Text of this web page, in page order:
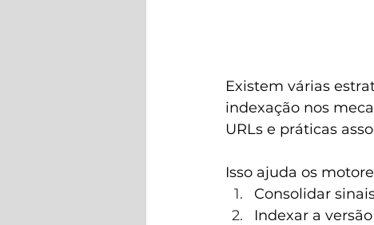
Existem várias
indexação nos
URLs e práticas
Isso ajuda os
Consolidar
Indexar a